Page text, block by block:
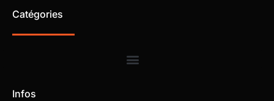
Catégories
Infos